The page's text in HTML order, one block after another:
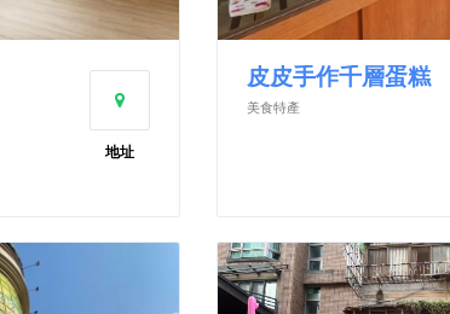
地址
皮皮手作千層蛋糕
美食特產